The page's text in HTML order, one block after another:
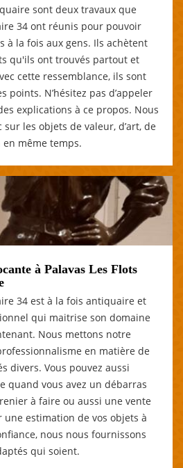
sont deux travaux que
34 ont réunis pour pouvoir
à la fois aux gens. Ils achètent
qu'ils ont trouvés partout et
cette ressemblance, ils sont
N’hésitez pas d’appeler
explications à ce propos. Nous
les objets de valeur, d’art, de
en même temps.
à Palavas Les Flots
34 est à la fois antiquaire et
qui maitrise son domaine
Nous mettons notre
en matière de
divers. Vous pouvez aussi
quand vous avez un débarras
à faire ou aussi une vente
estimation de vos objets à
nous nous fournissons
qui soient.